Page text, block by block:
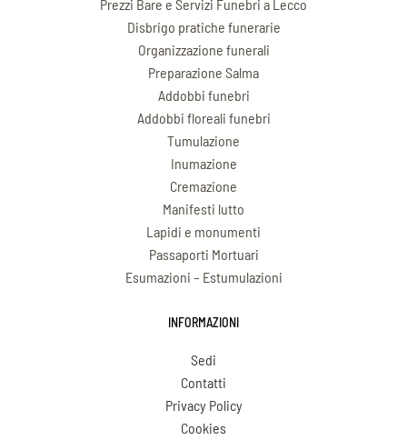
Prezzi Bare e Servizi Funebri a Lecco
Disbrigo pratiche funerarie
Organizzazione funerali
Preparazione Salma
Addobbi funebri
Addobbi floreali funebri
Tumulazione
Inumazione
Cremazione
Manifesti lutto
Lapidi e monumenti
Passaporti Mortuari
Esumazioni – Estumulazioni
INFORMAZIONI
Sedi
Contatti
Privacy Policy
Cookies